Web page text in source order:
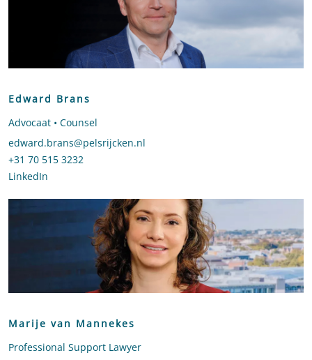
Edward Brans
Advocaat • Counsel
Stuur een e-mail naar Edward Brans
edward.brans@pelsrijcken.nl
Bel naar Edward Brans
+31 70 515 3232
LinkedIn
Marije van Mannekes
Professional Support Lawyer